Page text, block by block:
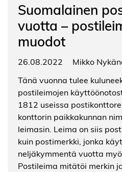
Suomalainen
vuotta –
muodot
26.08.2022
Mikko
Tänä vuonna tulee
postileimojen
1812 useissa
konttorin paikkakunnan
leimasin. Leima on siis
kuin postimerkki, jonka
neljäkymmentä vuotta
Postileima mitätöi merkin